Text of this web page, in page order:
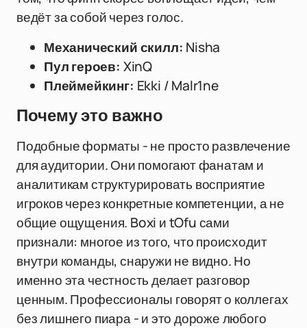
ведёт за собой через голос.
Механический скилл: Nisha
Пул героев: XinQ
Плеймейкинг: Ekki / Malr1ne
Почему это важно
Подобные форматы - не просто развлечение
для аудитории. Они помогают фанатам и
аналитикам структурировать восприятие
игроков через конкретные компетенции, а не
общие ощущения. Boxi и tOfu сами
признали: многое из того, что происходит
внутри команды, снаружи не видно. Но
именно эта честность делает разговор
ценным. Профессионалы говорят о коллегах
без лишнего пиара - и это дороже любого